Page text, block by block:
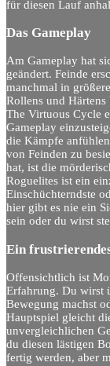
für diesen Lauf
Das Gameplay
Am Gameplay hat
geändert. Feinde
manchmal in
Rollens und
The Virtuous Cycle
Gameplay
die Kämpfe
von Feinden zu
hat, ist die
Roguelites ist ein
Einschüchterndste
hier gibt es nie ein
sein oder du wirst
Ein
Offensichtlich ist
Erfahrung. Du wirst
Bewegung machst
Hauptspiel gleicht
unvergleichlichen
du diesen lästigen
fertig werden, aber